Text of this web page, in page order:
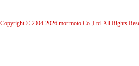
Copyright © 2004-2026 morimoto Co.,Ltd. All Rights